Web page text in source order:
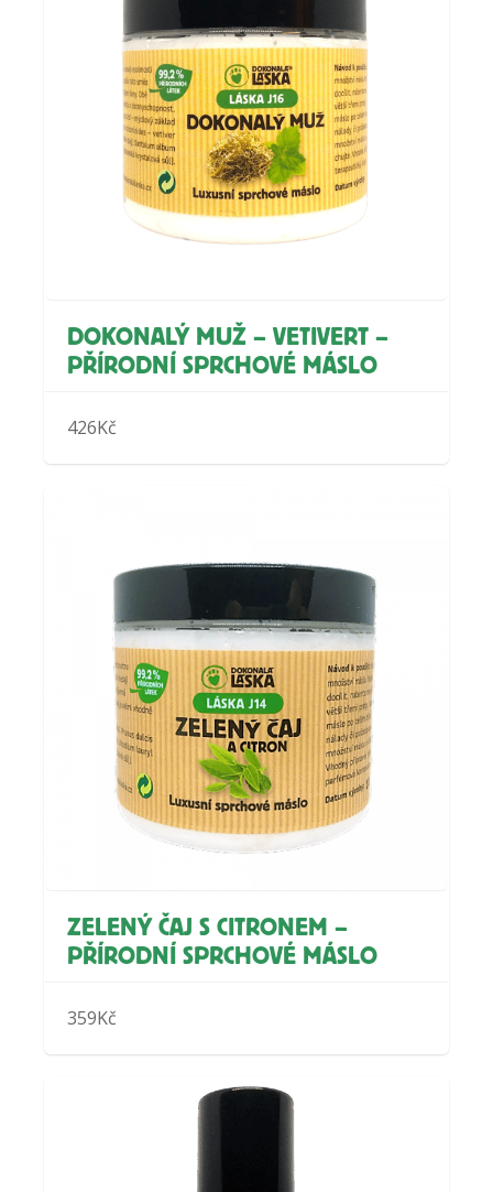
DOKONALÝ MUŽ – VETIVERT –
PŘÍRODNÍ SPRCHOVÉ MÁSLO
426Kč
ZELENÝ ČAJ S CITRONEM –
PŘÍRODNÍ SPRCHOVÉ MÁSLO
359Kč